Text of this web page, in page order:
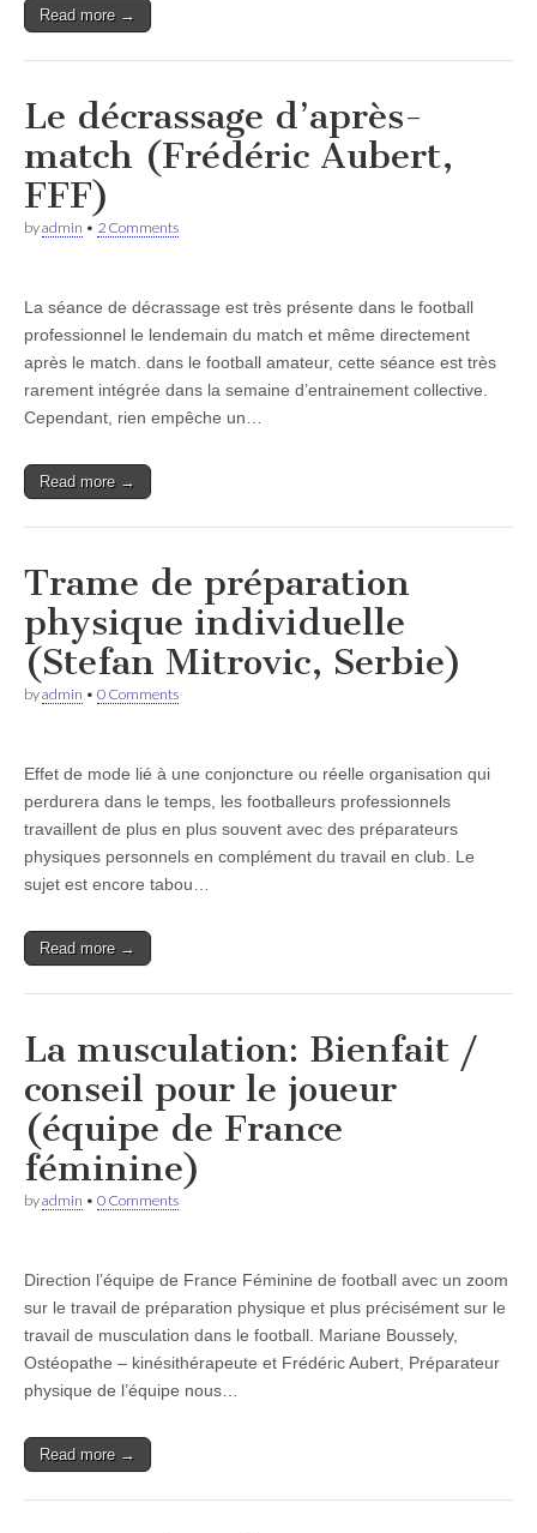
Read more →
Le décrassage d’après-
match (Frédéric Aubert,
FFF)
byadmin • 2 Comments
La séance de décrassage est très présente dans le football
professionnel le lendemain du match et même directement
après le match. dans le football amateur, cette séance est très
rarement intégrée dans la semaine d’entrainement collective.
Cependant, rien empêche un…
Read more →
Trame de préparation
physique individuelle
(Stefan Mitrovic, Serbie)
byadmin • 0 Comments
Effet de mode lié à une conjoncture ou réelle organisation qui
perdurera dans le temps, les footballeurs professionnels
travaillent de plus en plus souvent avec des préparateurs
physiques personnels en complément du travail en club. Le
sujet est encore tabou…
Read more →
La musculation: Bienfait /
conseil pour le joueur
(équipe de France
féminine)
byadmin • 0 Comments
Direction l’équipe de France Féminine de football avec un zoom
sur le travail de préparation physique et plus précisément sur le
travail de musculation dans le football. Mariane Boussely,
Ostéopathe – kinésithérapeute et Frédéric Aubert, Préparateur
physique de l’équipe nous…
Read more →